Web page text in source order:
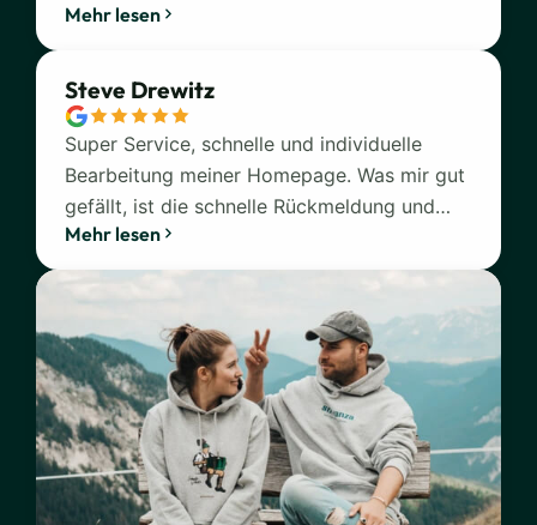
war unkompliziert, es gab immer eine
Meinung zu unseren Ideen. Das ist für mich
Paceways.
Mehr lesen
Steve Drewitz
Super Service, schnelle und individuelle
Bearbeitung meiner Homepage. Was mir gut
gefällt, ist die schnelle Rückmeldung und
Bearbeitung von Anfragen. Ich kann
Paceways nur weiter empfehlen!
Mehr lesen